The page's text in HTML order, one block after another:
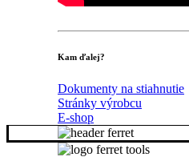
Kam ďalej?
Dokumenty na stiahnutie
Stránky výrobcu
E-shop